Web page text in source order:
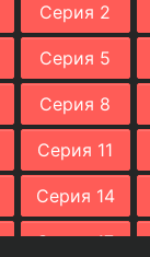
Серия 2
Серия 5
Серия 8
Серия 11
Серия 14
Серия 17